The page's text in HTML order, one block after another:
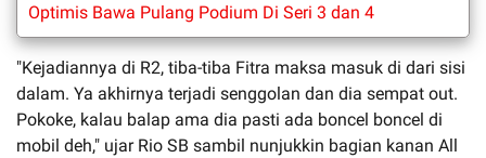
Optimis Bawa Pulang Podium Di Seri 3 dan 4
"Kejadiannya di R2, tiba-tiba Fitra maksa masuk di dari sisi
dalam. Ya akhirnya terjadi senggolan dan dia sempat out.
Pokoke, kalau balap ama dia pasti ada boncel boncel di
mobil deh," ujar Rio SB sambil nunjukkin bagian kanan All